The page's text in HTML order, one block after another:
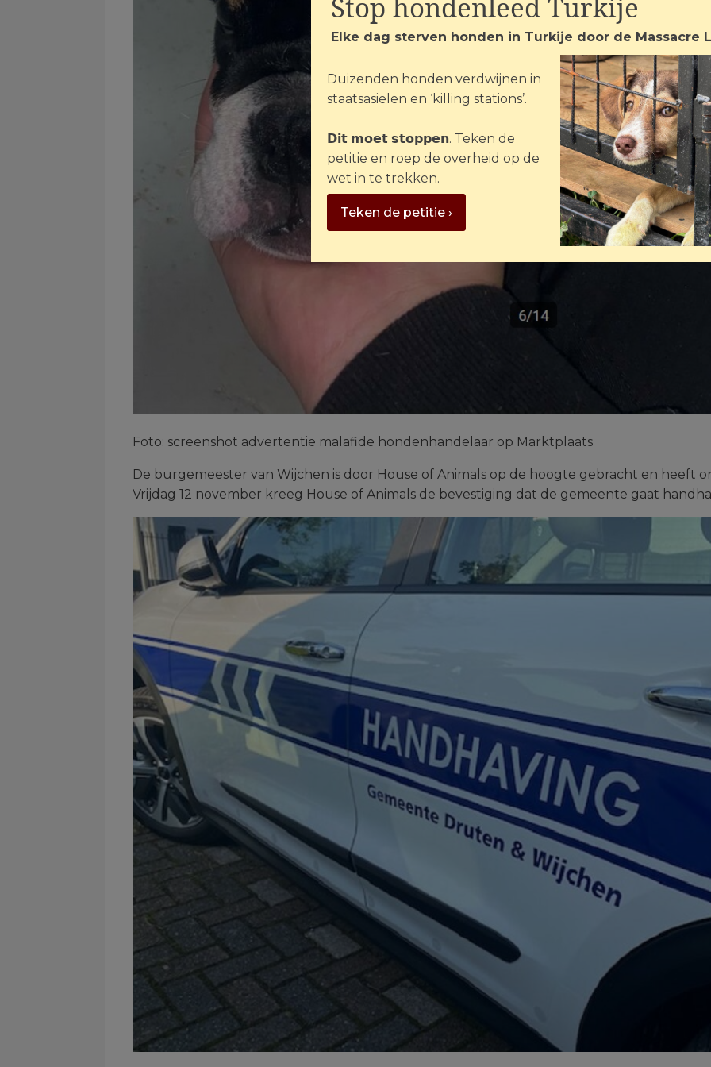
Foto: screenshot advertentie malafide hondenhandelaar op Marktplaats
De burgemeester van Wijchen is door House of Animals op de hoogte gebracht en heeft
Vrijdag 12 november kreeg House of Animals de bevestiging dat de gemeente gaat
Stop hondenleed Turkije
Elke dag sterven honden in Turkije door de Massacre
Duizenden honden verdwijnen in
staatsasielen en ‘killing stations’.
𝗗𝗶𝘁 𝗺𝗼𝗲𝘁 𝘀𝘁𝗼𝗽𝗽𝗲𝗻. Teken de
petitie en roep de overheid op de
wet in te trekken.
Teken de petitie ›